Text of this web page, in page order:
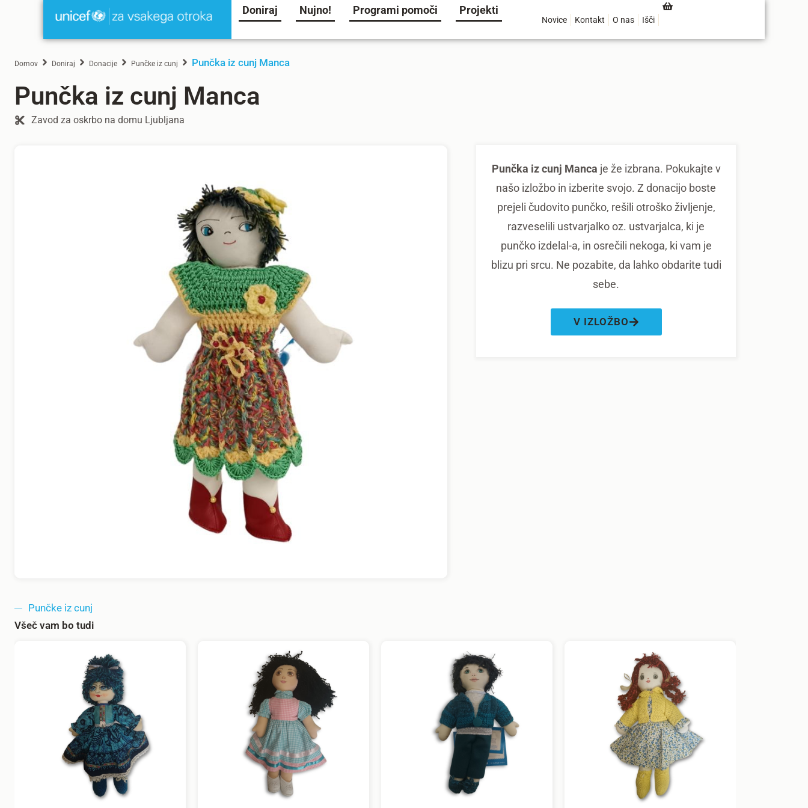
Doniraj Nujno! Programi pomoči Projekti
Novice Kontakt O nas Išči
Domov Doniraj Donacije Punčke iz cunj Punčka iz cunj Manca
Punčka iz cunj Manca
Zavod za oskrbo na domu Ljubljana
Punčka iz cunj Manca je že izbrana. Pokukajte v
našo izložbo in izberite svojo. Z donacijo boste
prejeli čudovito punčko, rešili otroško življenje,
razveselili ustvarjalko oz. ustvarjalca, ki je
punčko izdelal-a, in osrečili nekoga, ki vam je
blizu pri srcu. Ne pozabite, da lahko obdarite tudi
sebe.
V IZLOŽBO
Punčke iz cunj
Všeč vam bo tudi